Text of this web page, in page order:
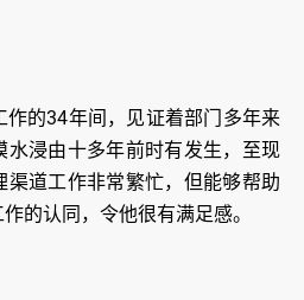
的34年间，见证着部门多年来
水浸由十多年前时有发生，至现
道工作非常繁忙，但能够帮助
的认同，令他很有满足感。